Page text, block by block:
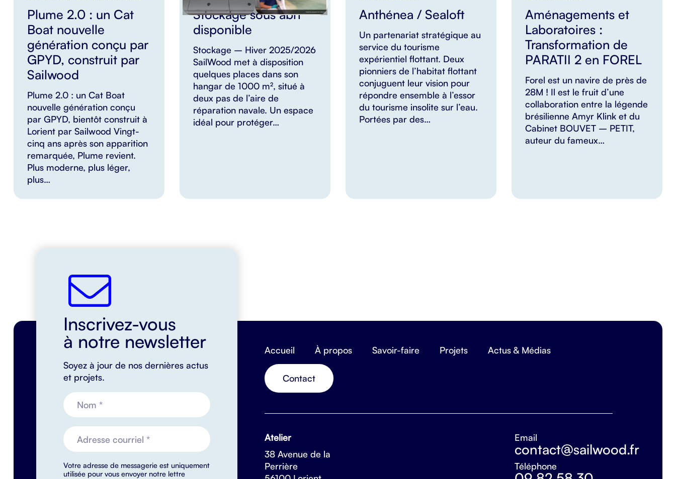
Plume 2.0 : un Cat
Boat nouvelle
génération conçu par
GPYD, construit par
Sailwood
Plume 2.0 : un Cat Boat
nouvelle génération conçu
par GPYD, bientôt construit à
Lorient par Sailwood Vingt-
cinq ans après son apparition
remarquée, Plume revient.
Plus moderne, plus léger,
plus…
Stockage sous abri
disponible
Stockage – Hiver 2025/2026
SailWood met à disposition
quelques places dans son
hangar de 1000 m², situé à
deux pas de l’aire de
réparation navale. Un espace
idéal pour protéger…
Anthénea / Sealoft
Un partenariat stratégique au
service du tourisme
expérientiel flottant. Deux
pionniers de l’habitat flottant
conjuguent leur vision pour
répondre ensemble à l’essor
du tourisme insolite sur l’eau.
Portées par des…
Aménagements et
Laboratoires :
Transformation de
PARATII 2 en FOREL
Forel est un navire de près de
28M ! Il est le fruit d’une
collaboration entre la légende
brésilienne Amyr Klink et du
Cabinet BOUVET – PETIT,
auteur du fameux…
Inscrivez-vous
à notre newsletter
Soyez à jour de nos dernières actus
et projets.
Votre adresse de messagerie est uniquement
utilisée pour vous envoyer notre lettre
Accueil À propos Savoir-faire Projets Actus & Médias
Contact
Atelier
38 Avenue de la
Perrière
Email
contact@sailwood.fr
Téléphone